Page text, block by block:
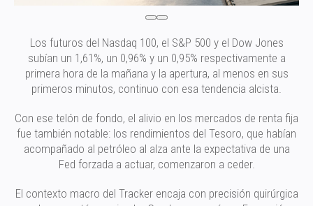
Los futuros del Nasdaq 100, el S&P 500 y el Dow Jones
subían un 1,61%, un 0,96% y un 0,95% respectivamente a
primera hora de la mañana y la apertura, al menos en sus
primeros minutos, continuo con esa tendencia alcista.
Con ese telón de fondo, el alivio en los mercados de renta fija
fue también notable: los rendimientos del Tesoro, que habían
acompañado al petróleo al alza ante la expectativa de una
Fed forzada a actuar, comenzaron a ceder.
El contexto macro del Tracker encaja con precisión quirúrgica